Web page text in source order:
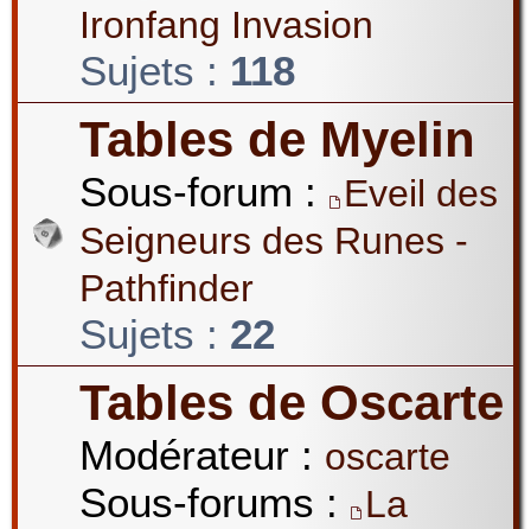
Ironfang Invasion
Sujets : 118
Tables de Myelin
Sous-forum :
Eveil des
Seigneurs des Runes -
Pathfinder
Sujets : 22
Tables de Oscarte
Modérateur : oscarte
Sous-forums :
La